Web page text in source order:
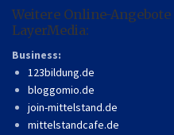
Weitere Online-
LayerMedia:
Business:
123bildung.de
bloggomio.de
join-mittelstand.de
mittelstandcafe.de